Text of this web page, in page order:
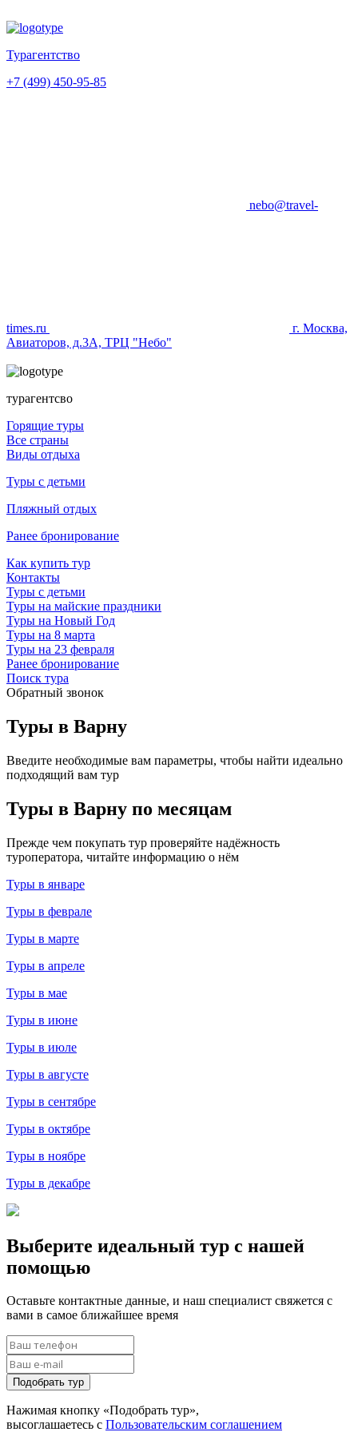
Турагентство
+7 (499) 450-95-85
nebo@travel-
times.ru
г. Москва,
Авиаторов, д.3А, ТРЦ "Небо"
турагентсво
Горящие туры
Все страны
Виды отдыха
Туры с детьми
Пляжный отдых
Ранее бронирование
Как купить тур
Контакты
Туры с детьми
Туры на майские праздники
Туры на Новый Год
Туры на 8 марта
Туры на 23 февраля
Ранее бронирование
Поиск тура
Обратный звонок
Туры в Варну
Введите необходимые вам параметры, чтобы найти идеально
подходящий вам тур
Туры в Варну по месяцам
Прежде чем покупать тур проверяйте надёжность
туроператора, читайте информацию о нём
Туры в январе
Туры в феврале
Туры в марте
Туры в апреле
Туры в мае
Туры в июне
Туры в июле
Туры в августе
Туры в сентябре
Туры в октябре
Туры в ноябре
Туры в декабре
Выберите идеальный тур с нашей
помощью
Оставьте контактные данные, и наш специалист свяжется с
вами в самое ближайшее время
Подобрать тур
Нажимая кнопку «Подобрать тур»,
высоглашаетесь с Пользовательским соглашением